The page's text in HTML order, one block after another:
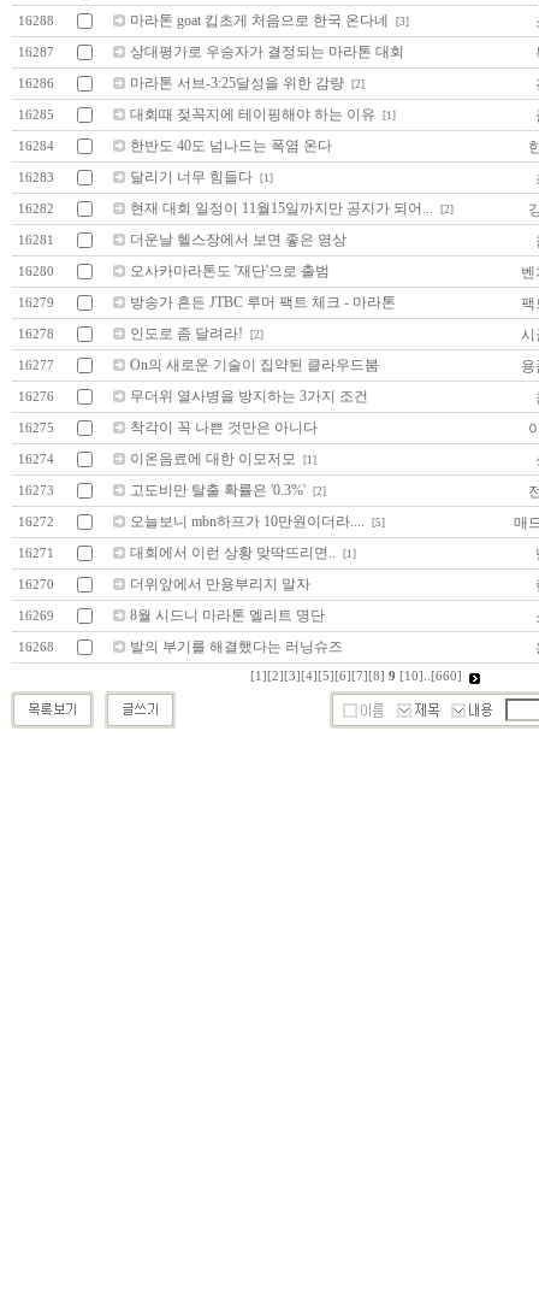
16288 마라톤 goat 킵초게 처음으로 한국 온다네 [3]
16287 상대평가로 우승자가 결정되는 마라톤 대회
16286 마라톤 서브-3:25달성을 위한 감량 [2]
16285 대회때 젖꼭지에 테이핑해야 하는 이유 [1]
16284 한반도 40도 넘나드는 폭염 온다
16283 달리기 너무 힘들다 [1]
16282 현재 대회 일정이 11월15일까지만 공지가 되어... [2]
16281 더운날 헬스장에서 보면 좋은 영상
16280 오사카마라톤도 '재단'으로 출범 벤
16279 방송가 흔든 JTBC 루머 팩트 체크 - 마라톤 팩
16278 인도로 좀 달려라! [2] 시
16277 On의 새로운 기술이 집약된 클라우드붐 용
16276 무더위 열사병을 방지하는 3가지 조건
16275 착각이 꼭 나쁜 것만은 아니다
16274 이온음료에 대한 이모저모 [1]
16273 고도비만 탈출 확률은 '0.3%' [2]
16272 오늘보니 mbn하프가 10만원이더라.... [5] 매
16271 대회에서 이런 상황 맞딱뜨리면.. [1]
16270 더위앞에서 만용부리지 말자
16269 8월 시드니 마라톤 엘리트 명단
16268 발의 부기를 해결했다는 러닝슈즈
[1] [2] [3] [4] [5] [6] [7] [8] 9 [10] [660]